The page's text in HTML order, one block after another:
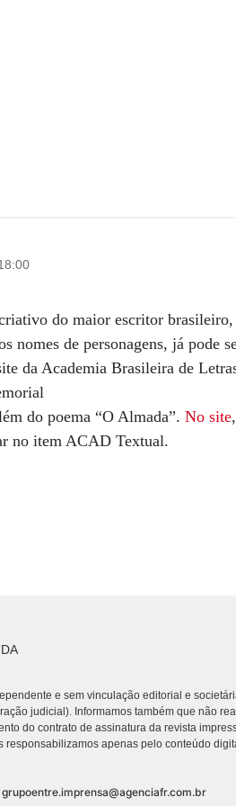
do maior escritor
nomes de personagens, já pode
da Academia Brasileira de
do poema “O Almada”.No site
no item ACAD Textual.
e sem vinculação editorial e
judicial). Informamos também que não
do contrato de assinatura da revista
responsabilizamos apenas pelo conteúdo